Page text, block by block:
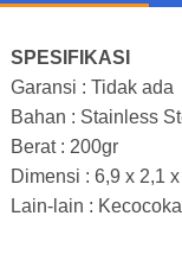
SPESIFIKASI
Garansi : Tidak ada
Bahan : Stainless
Berat : 200gr
Dimensi : 6,9 x 2,1
Lain-lain :